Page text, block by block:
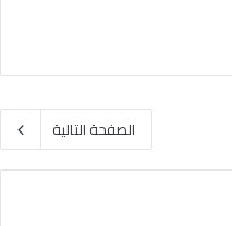
الصفحة التالية